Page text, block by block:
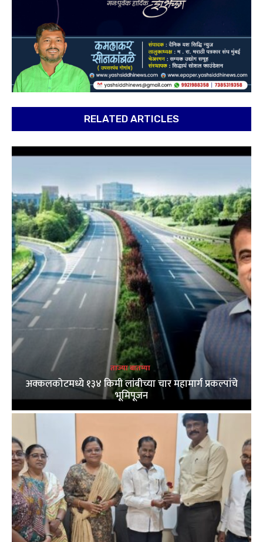
RELATED ARTICLES
ताज्या बातम्या
अक्कलकोटमध्ये १३४ किमी लांबीच्या चार महामार्ग प्रकल्पांचे
भूमिपूजन